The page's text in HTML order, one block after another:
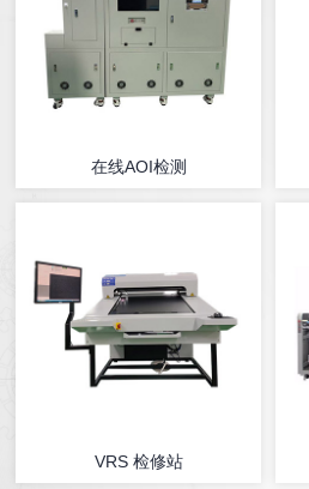
在线AOI检测
VRS 检修站